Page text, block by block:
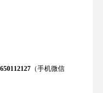
（手机微信